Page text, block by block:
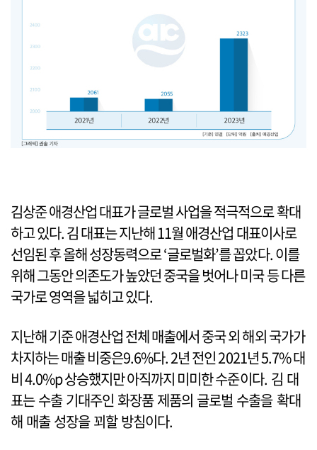
김상준 애경산업 대표가 글로벌 사업을 적극적으로 확대
하고 있다. 김 대표는 지난해 11월 애경산업 대표이사로
선임된 후 올해 성장동력으로 ‘글로벌화’를 꼽았다. 이를
위해 그동안 의존도가 높았던 중국을 벗어나 미국 등 다른
국가로 영역을 넓히고 있다.
지난해 기준 애경산업 전체 매출에서 중국 외 해외 국가가
차지하는 매출 비중은9.6%다. 2년 전인 2021년 5.7% 대
비 4.0%p 상승했지만 아직까지 미미한 수준이다. 김 대
표는 수출 기대주인 화장품 제품의 글로벌 수출을 확대
해 매출 성장을 꾀할 방침이다.